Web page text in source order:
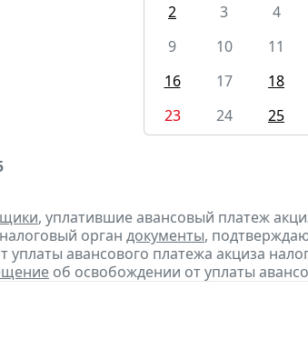
2
3 4
9
10 11
16
17 18
23
24 25
, уплатившие авансовый платеж
орган документы,
уплаты авансового платежа акциза
об освобождении от уплаты